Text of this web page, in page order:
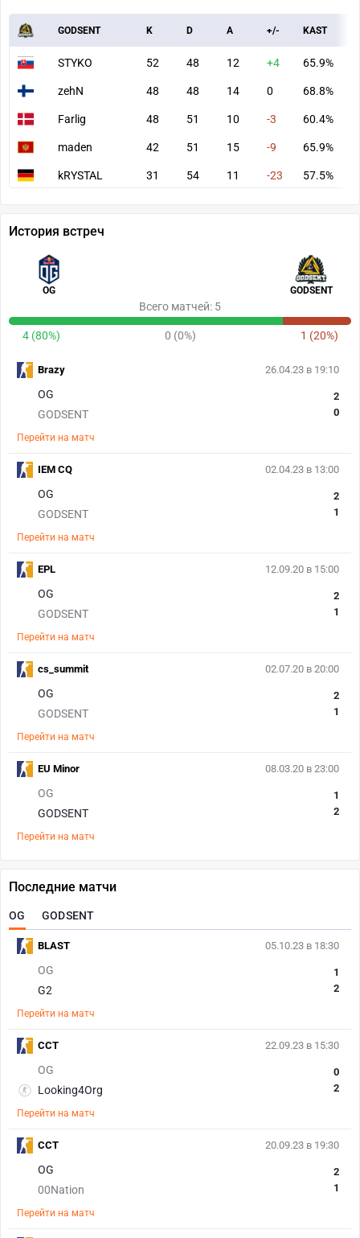
GODSENT K D A +/- KAST
STYKO 52 48 12 +4 65.9%
zehN 48 48 14 0 68.8%
Farlig 48 51 10 -3 60.4%
maden 42 51 15 -9 65.9%
kRYSTAL 31 54 11 -23 57.5%
История встреч
OG GODSENT
Всего матчей: 5
4 (80%) 0 (0%) 1 (20%)
26.04.23 в 19:10
OG
GODSENT
2
0
Перейти на матч
Brazy
02.04.23 в 13:00
OG
GODSENT
2
1
Перейти на матч
IEM CQ
12.09.20 в 15:00
OG
GODSENT
2
1
Перейти на матч
EPL
02.07.20 в 20:00
OG
GODSENT
2
1
Перейти на матч
cs_summit
08.03.20 в 23:00
OG
GODSENT
1
2
Перейти на матч
EU Minor
Последние матчи
OG GODSENT
05.10.23 в 18:30
OG
G2
1
2
Перейти на матч
BLAST
22.09.23 в 15:30
OG
Looking4Org
0
2
Перейти на матч
CCT
20.09.23 в 19:30
OG
00Nation
2
1
Перейти на матч
CCT